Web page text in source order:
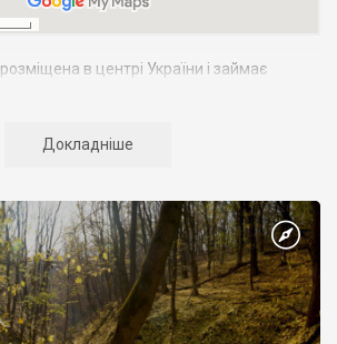
в центрі України і займає
область включає 20 районів, 6 міст
підпорядкування, 15 селищ міського
населених пункти. Населення Черкаської
осіб, або 2,9% населення України.
мережа установ культури і мистецтва,
виділитиШевченківський національний
Докладніше